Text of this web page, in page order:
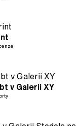
v Galerii XY